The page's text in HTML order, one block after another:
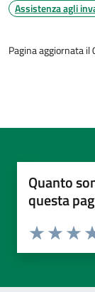
Assistenza agli
Pagina aggiornata
Quanto
questa
Valuta da 1 a 5
Valuta 2
Valuta 1